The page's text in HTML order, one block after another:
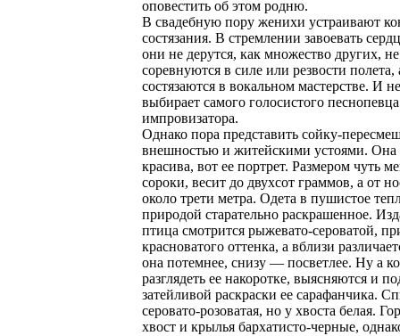
оповестить об этом родню.
В свадебную пору женихи устраивают
состязания. В стремлении завоевать
они не дерутся, как множество других, не
соревнуются в силе или резвости полета,
состязаются в вокальном мастерстве. И
выбирает самого голосистого
импровизатора.
Однако пора представить сойку-
внешностью и житейскими устоями. Она
красива, вот ее портрет. Размером чуть
сороки, весит до двухсот граммов, а от
около трети метра. Одета в пушистое
природой старательно раскрашенное.
птица смотрится рыжевато-сероватой,
красноватого оттенка, а вблизи
она потемнее, снизу — посветлее. Ну а
разглядеть ее накоротке, выясняются и
затейливой раскраски ее сарафанчика.
серовато-розоватая, но у хвоста белая.
хвост и крылья бархатисто-черные,